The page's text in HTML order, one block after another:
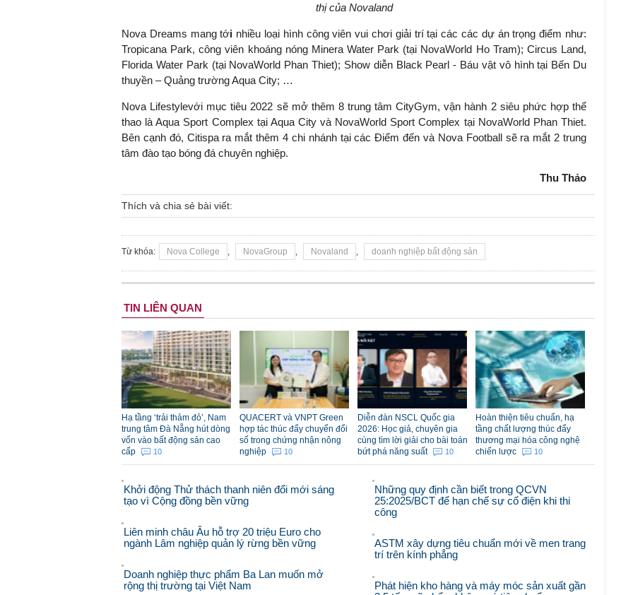
thị của Novaland
Nova Dreams mang tới nhiều loại hình công viên vui chơi giải trí tại các các dự án trọng điểm như:
Tropicana Park, công viên khoáng nóng Minera Water Park (tại NovaWorld Ho Tram); Circus Land,
Florida Water Park (tại NovaWorld Phan Thiet); Show diễn Black Pearl - Báu vật vô hình tại Bến Du
thuyền – Quảng trường Aqua City; …
Nova Lifestylevới mục tiêu 2022 sẽ mở thêm 8 trung tâm CityGym, vận hành 2 siêu phức hợp thể
thao là Aqua Sport Complex tại Aqua City và NovaWorld Sport Complex tại NovaWorld Phan Thiet.
Bên cạnh đó, Citispa ra mắt thêm 4 chi nhánh tại các Điểm đến và Nova Football sẽ ra mắt 2 trung
tâm đào tạo bóng đá chuyên nghiệp.
Thu Thảo
Thích và chia sẻ bài viết:
Từ khóa: Nova College NovaGroup Novaland doanh nghiệp bất động sản
TIN LIÊN QUAN
Hạ tầng ‘trải thảm đỏ’, Nam
trung tâm Đà Nẵng hút dòng
vốn vào bất động sản cao
cấp
10
QUACERT và VNPT Green
hợp tác thúc đẩy chuyển đổi
số trong chứng nhận nông
nghiệp
10
Diễn đàn NSCL Quốc gia
2026: Học giả, chuyên gia
cùng tìm lời giải cho bài toán
bứt phá năng suất
10
Hoàn thiện tiêu chuẩn, hạ
tầng chất lượng thúc đẩy
thương mại hóa công nghệ
chiến lược
10
Khởi động Thử thách thanh niên đổi mới sáng
tạo vì Cộng đồng bền vững
Liên minh châu Âu hỗ trợ 20 triệu Euro cho
ngành Lâm nghiệp quản lý rừng bền vững
Doanh nghiệp thực phẩm Ba Lan muốn mở
rộng thị trường tại Việt Nam
Những quy định cần biết trong QCVN
25:2025/BCT để hạn chế sự cố điện khi thi
công
ASTM xây dựng tiêu chuẩn mới về men trang
trí trên kính phẳng
Phát hiện kho hàng và máy móc sản xuất gần